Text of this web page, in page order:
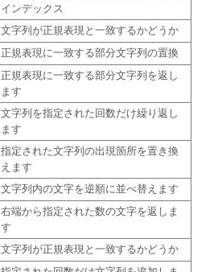
インデックス
文字列が正規表現と一致するかどうか
正規表現に一致する部分文字列の置換
正規表現に一致する部分文字列を返し
ます
文字列を指定された回数だけ繰り返し
ます
指定された文字列の出現箇所を置き換
えます
文字列内の文字を逆順に並べ替えます
右端から指定された数の文字を返しま
す
文字列が正規表現と一致するかどうか